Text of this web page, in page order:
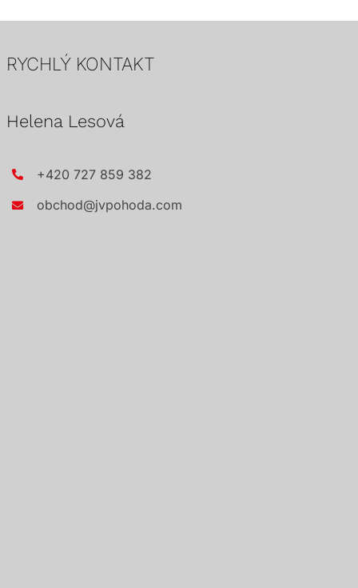
RYCHLÝ KONTAKT
Helena Lesová
+420 727 859 382
obchod@jvpohoda.com